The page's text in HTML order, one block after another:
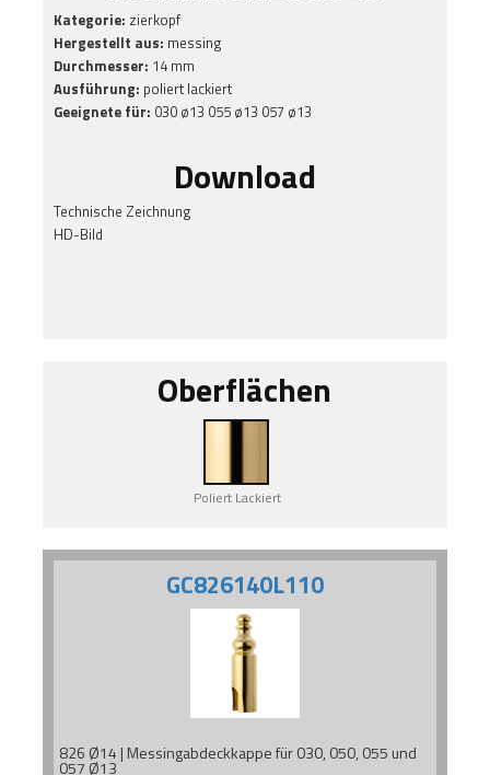
Kategorie: zierkopf
Hergestellt aus: messing
Durchmesser: 14 mm
Ausführung: poliert lackiert
Geeignete für: 030 ø13 055 ø13 057 ø13
Download
Technische Zeichnung
HD-Bild
Oberflächen
Poliert Lackiert
GC826140L110
826 Ø14 | Messingabdeckkappe für 030, 050, 055 und
057 Ø13